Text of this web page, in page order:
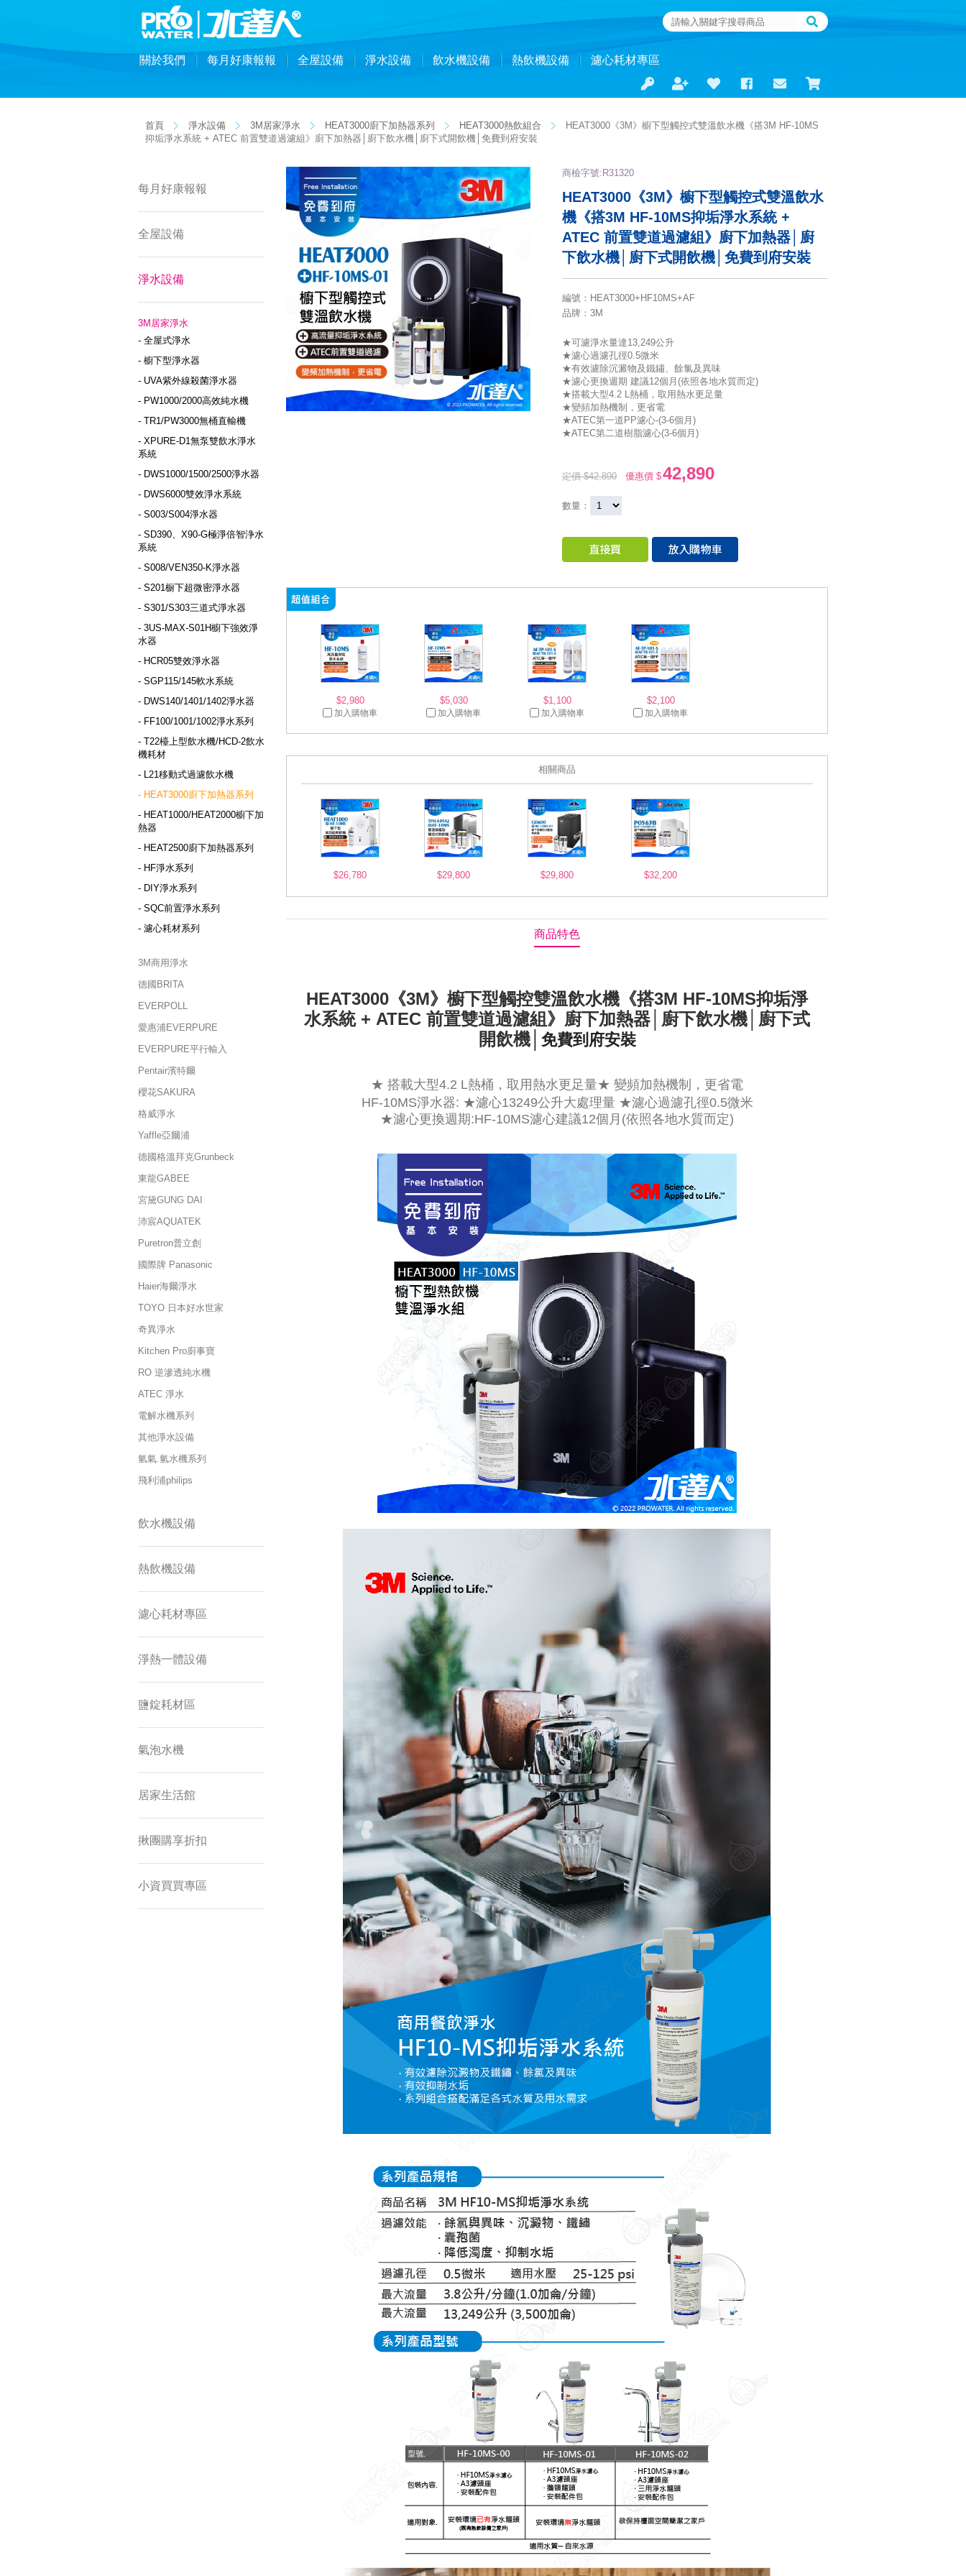
關於我們 每月好康報報 全屋設備 淨水設備 飲水機設備 熱飲機設備 濾心耗材專區
首頁 淨水設備 3M居家淨水 HEAT3000廚下加熱器系列 HEAT3000熱飲組合
HEAT3000《3M》櫥下型觸控式雙溫飲水機《搭3M HF-10MS
抑垢淨水系統 + ATEC 前置雙道過濾組》廚下加熱器│廚下飲水機│廚下式開飲機│免費到府安裝
每月好康報報
全屋設備
淨水設備
3M居家淨水
- 全屋式淨水
- 櫥下型淨水器
- UVA紫外線殺菌淨水器
- PW1000/2000高效純水機
- TR1/PW3000無桶直輸機
- XPURE-D1無泵雙飲水淨水
系統
- DWS1000/1500/2500淨水器
- DWS6000雙效淨水系統
- S003/S004淨水器
- SD390、X90-G極淨倍智浄水
系統
- S008/VEN350-K淨水器
- S201橱下超微密淨水器
- S301/S303三道式淨水器
- 3US-MAX-S01H櫥下強效淨
水器
- HCR05雙效淨水器
- SGP115/145軟水系統
- DWS140/1401/1402淨水器
- FF100/1001/1002淨水系列
- T22檯上型飲水機/HCD-2飲水
機耗材
- L21移動式過濾飲水機
- HEAT3000廚下加熱器系列
- HEAT1000/HEAT2000櫥下加
熱器
- HEAT2500廚下加熱器系列
- HF淨水系列
- DIY淨水系列
- SQC前置淨水系列
- 濾心耗材系列
3M商用淨水
德國BRITA
EVERPOLL
愛惠浦EVERPURE
EVERPURE平行輸入
Pentair濱特爾
櫻花SAKURA
格威淨水
Yaffle亞爾浦
德國格溫拜克Grunbeck
東龍GABEE
宮黛GUNG DAI
沛宸AQUATEK
Puretron普立創
國際牌 Panasonic
Haier海爾淨水
TOYO 日本好水世家
奇異淨水
Kitchen Pro廚事寶
RO 逆滲透純水機
ATEC 淨水
電解水機系列
其他淨水設備
氫氣.氫水機系列
飛利浦philips
飲水機設備
熱飲機設備
濾心耗材專區
淨熱一體設備
鹽錠耗材區
氣泡水機
居家生活館
揪團購享折扣
小資買買專區
商檢字號:R31320
HEAT3000《3M》櫥下型觸控式雙溫飲水
機《搭3M HF-10MS抑垢淨水系統 +
ATEC 前置雙道過濾組》廚下加熱器│廚
下飲水機│廚下式開飲機│免費到府安裝
編號 ： HEAT3000+HF10MS+AF
品牌 ：3M
★可濾淨水量達13,249公升
★濾心過濾孔徑0.5微米
★有效濾除沉澱物及鐵鏽、餘氯及異味
★濾心更換週期 建議12個月(依照各地水質而定)
★搭載大型4.2 L熱桶，取用熱水更足量
★變頻加熱機制，更省電
★ATEC第一道PP濾心-(3-6個月)
★ATEC第二道樹脂濾心(3-6個月)
定價 $42,890 優惠價 $42,890
數量：
$2,980
加入購物車
$5,030
加入購物車
$1,100
加入購物車
$2,100
加入購物車
相關商品
$26,780 $29,800 $29,800 $32,200
商品特色
HEAT3000《3M》櫥下型觸控雙溫飲水機《搭3M HF-10MS抑垢淨
水系統 + ATEC 前置雙道過濾組》廚下加熱器│廚下飲水機│廚下式
開飲機│ 免費到府安裝
★ 搭載大型4.2 L熱桶，取用熱水更足量★ 變頻加熱機制，更省電
HF-10MS淨水器: ★濾心13249公升大處理量 ★濾心過濾孔徑0.5微米
★濾心更換週期:HF-10MS濾心建議12個月(依照各地水質而定)